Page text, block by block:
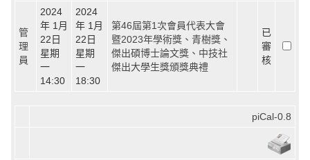
管
理
員
2024
年 1月
22日
星期
一
14:30
2024
年 1月
22日
星期
一
18:30
第46屆第1次會員代表大會
暨2023年學術獎、青樹獎、
傑出碩博士論文獎、中技社
傑出大學生獎頒獎典禮
已
審
核
piCal-0.8